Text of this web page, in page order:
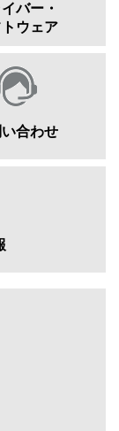
イバー・
トウェア
合わせ